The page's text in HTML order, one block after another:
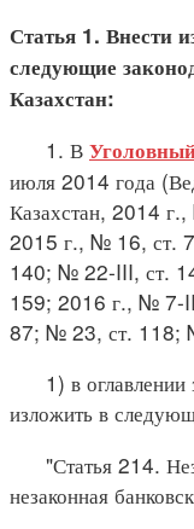
Статья 1. Внести
следующие законо
Казахстан:
1. В
июля 2014 года
Казахстан, 2014
2015 г., № 16, ст.
140; № 22-III, ст.
159; 2016 г., № 7-
87; № 23, ст. 118;
1) в оглавлении
изложить в
"Статья 214.
незаконная